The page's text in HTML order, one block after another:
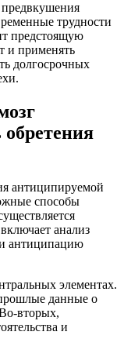
трудности
предстоящую
и применять
долгосрочных
обретения
антиципируемой
способы
анализ
антиципацию
элементах.
данные о
вторых,
и